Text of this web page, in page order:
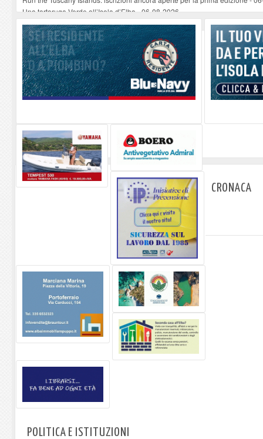
Una tartaruga Verde all’Isola d’Elba-06-08-2026
Furgone in fiamme a Capoliveri, illeso il conducente-06-08-2026
Campo: chiusura della biblioteca comunale in occasione del Santo Patrono
A Carpani si apre la Festa di Liberazione: il programma della prima serata-
CRONACA
POLITICA E ISTITUZIONI